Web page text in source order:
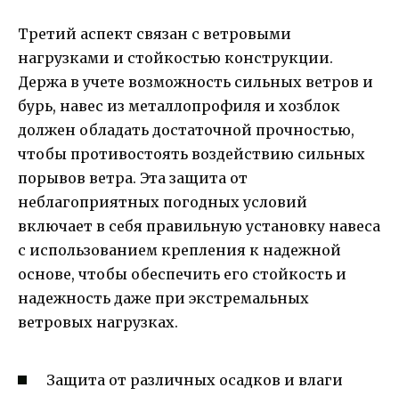
Третий аспект связан с ветровыми
нагрузками и стойкостью конструкции.
Держа в учете возможность сильных ветров и
бурь, навес из металлопрофиля и хозблок
должен обладать достаточной прочностью,
чтобы противостоять воздействию сильных
порывов ветра. Эта защита от
неблагоприятных погодных условий
включает в себя правильную установку навеса
с использованием крепления к надежной
основе, чтобы обеспечить его стойкость и
надежность даже при экстремальных
ветровых нагрузках.
Защита от различных осадков и влаги